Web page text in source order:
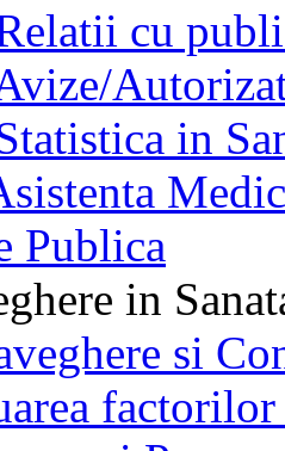
cu
in
Publica
in
si